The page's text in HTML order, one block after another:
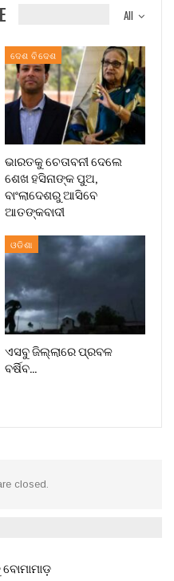
All
ଦେଶ ବିଦେଶ
ଭାରତକୁ ଚେତାବନୀ ଦେଲେ
ଶେଖ ହସିନାଙ୍କ ପୁଅ,
ବାଂଲାଦେଶରୁ ଆସିବେ
ଆତଙ୍କବାଦୀ
ଓଡିଶା
ଏସବୁ ଜିଲ୍ଲାରେ ପ୍ରବଳ
ବର୍ଷିବ…
closed.